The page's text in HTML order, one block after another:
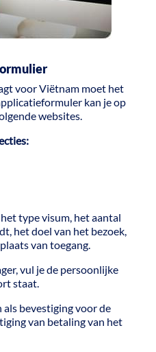
voor Viëtnam moet het
kan je op
websites.
type visum, het aantal
het doel van het bezoek,
van toegang.
vul je de persoonlijke
staat.
bevestiging voor de
van betaling van het